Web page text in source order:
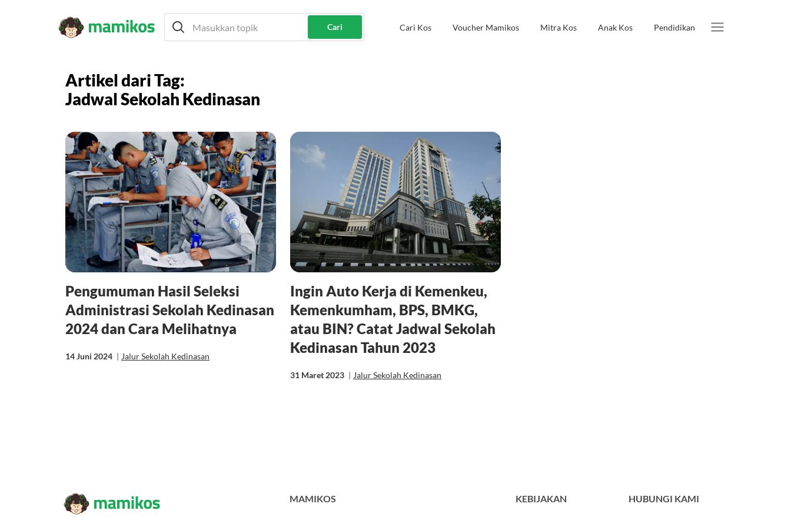
Cari Cari Kos Voucher Mamikos Mitra Kos Anak Kos Pendidikan
Artikel dari Tag:
Jadwal Sekolah Kedinasan
Pengumuman Hasil Seleksi
Administrasi Sekolah Kedinasan
2024 dan Cara Melihatnya
14 Juni 2024 | Jalur Sekolah Kedinasan
Ingin Auto Kerja di Kemenkeu,
Kemenkumham, BPS, BMKG,
atau BIN? Catat Jadwal Sekolah
Kedinasan Tahun 2023
31 Maret 2023 | Jalur Sekolah Kedinasan
MAMIKOS KEBIJAKAN HUBUNGI KAMI